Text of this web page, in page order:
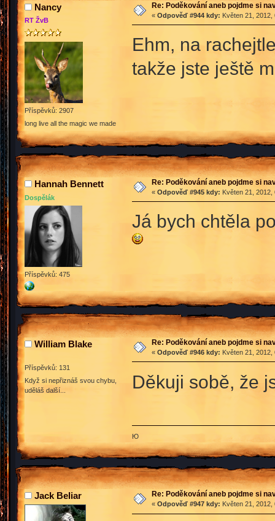
Nancy
RT ŽvB
Příspěvků: 2907
long live all the magic we made
Re: Poděkování aneb pojdme si
« Odpověď #944 kdy: Květen 21, 2012,
Ehm, na
takže jste ještě
Hannah Bennett
Dospělák
Příspěvků: 475
Re: Poděkování aneb pojdme si
« Odpověď #945 kdy: Květen 21, 2012,
Já bych chtěla
William Blake
Příspěvků: 131
Když si nepřiznáš svou chybu,
uděláš další...
Re: Poděkování aneb pojdme si
« Odpověď #946 kdy: Květen 21, 2012,
Děkuji sobě, že
Ю
Jack Beliar Re: Poděkování aneb pojdme si
« Odpověď #947 kdy: Květen 21,